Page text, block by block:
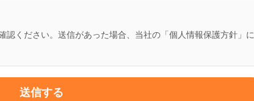
認ください。送信があった場合、当社の「個人情報保護方針」に